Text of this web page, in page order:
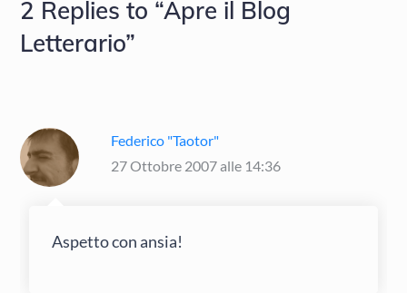
2 Replies to “Apre il Blog
Letterario”
Federico "Taotor"
27 Ottobre 2007 alle 14:36
Aspetto con ansia!